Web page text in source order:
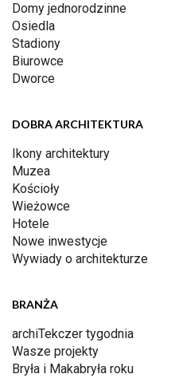
Domy jednorodzinne
Osiedla
Stadiony
Biurowce
Dworce
DOBRA ARCHITEKTURA
Ikony architektury
Muzea
Kościoły
Wieżowce
Hotele
Nowe inwestycje
Wywiady o architekturze
BRANŻA
archiTekczer tygodnia
Wasze projekty
Bryła i Makabryła roku